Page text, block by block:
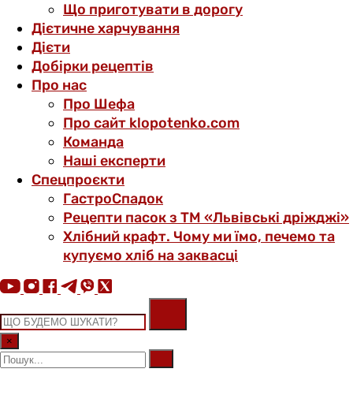
Що приготувати в дорогу
Дієтичне харчування
Дієти
Добірки рецептів
Про нас
Про Шефа
Про сайт klopotenko.com
Команда
Наші експерти
Спецпроєкти
ГастроСпадок
Рецепти пасок з ТМ «Львівські дріжджі»
Хлібний крафт. Чому ми їмо, печемо та
купуємо хліб на заквасці
×